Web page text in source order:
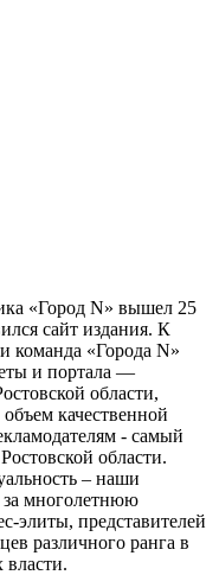
«Город N» вышел 25
сайт издания. К
команда «Города N»
и портала —
области,
качественной
- самый
области.
– наши
за многолетнюю
элиты, представителей
различного ранга в
власти.